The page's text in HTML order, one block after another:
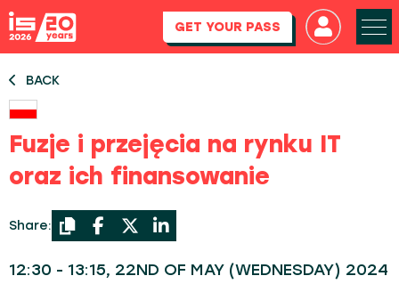
GET YOUR PASS
BACK
Fuzje i przejęcia na rynku IT
oraz ich finansowanie
Share:
12:30 - 13:15, 22ND OF MAY (WEDNESDAY) 2024